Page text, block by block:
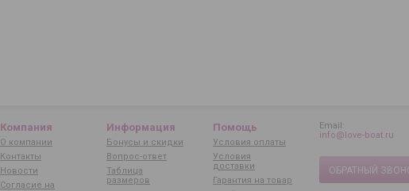
Компания
О компании
Контакты
Новости
Согласие на
Информация
Бонусы и скидки
Вопрос-ответ
Таблица
размеров
Помощь
Условия оплаты
Условия
доставки
Гарантия на товар
Email:
info@love-boat.ru
ОБРАТНЫЙ